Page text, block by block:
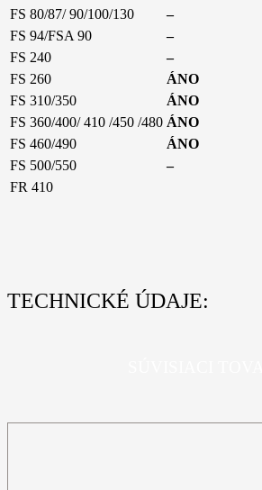
FS 80/87/ 90/100/130
–
FS 94/FSA 90
–
FS 240
–
FS 260
ÁNO
FS 310/350
ÁNO
FS 360/400/ 410 /450 /480 ÁNO
FS 460/490
ÁNO
FS 500/550
–
FR 410
TECHNICKÉ ÚDAJE: